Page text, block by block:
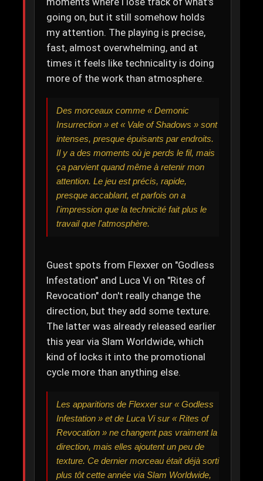
going on, but it still somehow holds
my attention. The playing is precise,
fast, almost overwhelming, and at
times it feels like technicality is doing
more of the work than atmosphere.
Des morceaux comme « Demonic
Insurrection » et « Vale of Shadows » sont
intenses, presque épuisants par endroits.
Il y a des moments où je perds le fil, mais
ça parvient quand même à retenir mon
attention. Le jeu est précis, rapide,
presque accablant, et parfois on a
l'impression que la technicité fait plus le
travail que l'atmosphère.
Guest spots from Flexxer on "Godless
Infestation" and Luca Vi on "Rites of
Revocation" don't really change the
direction, but they add some texture.
The latter was already released earlier
this year via Slam Worldwide, which
kind of locks it into the promotional
cycle more than anything else.
Les apparitions de Flexxer sur « Godless
Infestation » et de Luca Vi sur « Rites of
Revocation » ne changent pas vraiment la
direction, mais elles ajoutent un peu de
texture. Ce dernier morceau était déjà sorti
plus tôt cette année via Slam Worldwide,